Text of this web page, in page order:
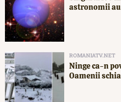
astronomii
ROMANIATV.NET
Ninge ca-n
Oamenii